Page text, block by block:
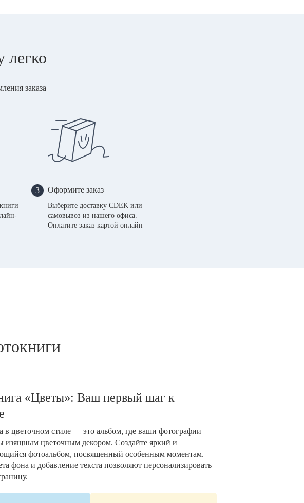
легко
заказа
3 Оформите заказ
Выберите доставку CDEK или
самовывоз из нашего офиса.
Оплатите заказ картой онлайн
«Цветы»: Ваш первый шаг к
в цветочном стиле — это альбом, где ваши фотографии
изящным цветочным декором. Создайте яркий и
фотоальбом, посвященный особенным моментам.
фона и добавление текста позволяют персонализировать